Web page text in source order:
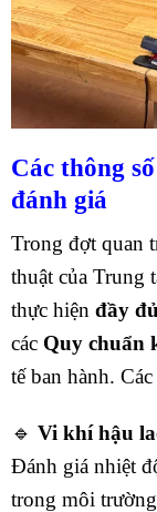
Các thông
đánh giá
Trong đợt quan
thuật của Trung
thực hiện đầy
các Quy chuẩn
tế ban hành.
🔹 Vi khí hậu
Đánh giá nhiệt
trong môi